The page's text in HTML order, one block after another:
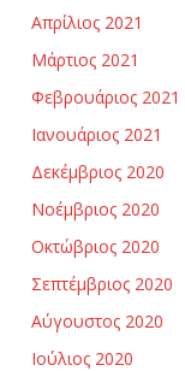
Απρίλιος 2021
Μάρτιος 2021
Φεβρουάριος 2021
Ιανουάριος 2021
Δεκέμβριος 2020
Νοέμβριος 2020
Οκτώβριος 2020
Σεπτέμβριος 2020
Αύγουστος 2020
Ιούλιος 2020